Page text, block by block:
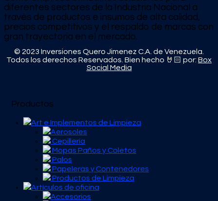
diferentes sectores de la Industria Nacional a
través de productos e insumos de alta calidad,
precios competitivos y el respaldo de marcas con
gran trayectoria en el mercado.
© 2023 Inversiones Quero Jimenez C.A. de Venezuela.
Todos los derechos Reservados. Bien hecho 🤘🏻 por: Box
Social Media
Productos
Art e Implementos de Limpieza
Aerosoles
Cepillería
Mopas Paños y Coletos
Palos
Papeleras y Contenedores
Productos de Limpieza
Artículos de oficina
Accesorios